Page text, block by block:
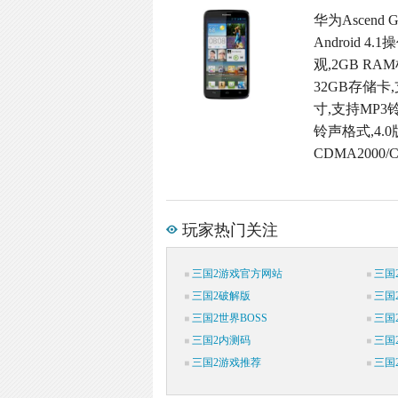
华为Ascend
Android 4.1
观,2GB RAM
32GB存储卡
寸,支持MP3
铃声格式,4.0
CDMA2000/
玩家热门关注
三国2游戏官方网站
三国
三国2破解版
三国
三国2世界BOSS
三国
三国2内测码
三国
三国2游戏推荐
三国